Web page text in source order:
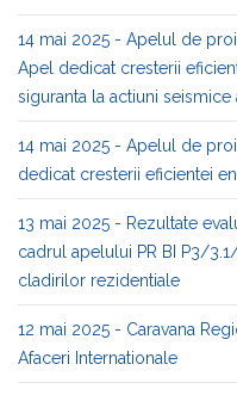
14 mai 2025 - Apelul de
Apel dedicat cresterii
siguranta la actiuni
14 mai 2025 - Apelul de
dedicat cresterii eficientei
13 mai 2025 - Rezultate
cadrul apelului PR BI P3/
cladirilor rezidentiale
12 mai 2025 - Caravana
Afaceri Internationale